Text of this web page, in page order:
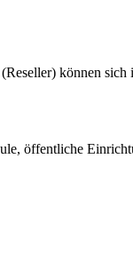
können
öffentliche